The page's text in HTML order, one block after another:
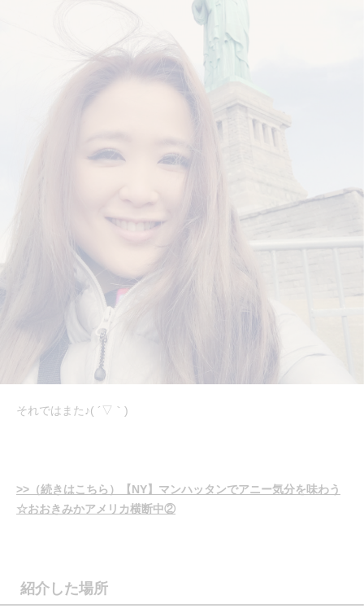
それではまた♪( ´▽｀)
>>（続きはこちら）【NY】マンハッタンでアニー気分を味わう
☆おおきみかアメリカ横断中②
紹介した場所